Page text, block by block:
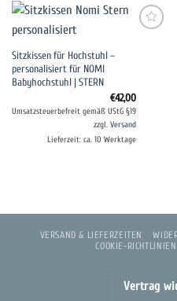
Wunschliste
Sitzkissen für Hochstuhl –
personalisiert für NOMI
Babyhochstuhl | STERN
€42,00
Umsatzsteuerbefreit gemäß UStG §19
zzgl. Versand
Lieferzeit: ca. 10 Werktage
VERSAND & LIEFERZEITEN
COOKIE-RICHTLINIEN
Vertrag